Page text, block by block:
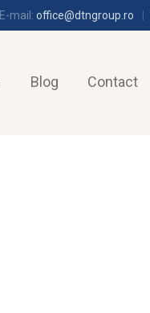
E-mail: office@dtngroup.ro
Blog Contact